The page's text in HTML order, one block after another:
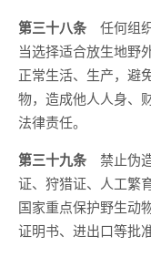
第三十八条 任何组
当选择适合放生地野
正常生活、生产，避
物，造成他人人身、
法律责任。
第三十九条 禁止伪
证、狩猎证、人工繁
国家重点保护野生动
证明书、进出口等批